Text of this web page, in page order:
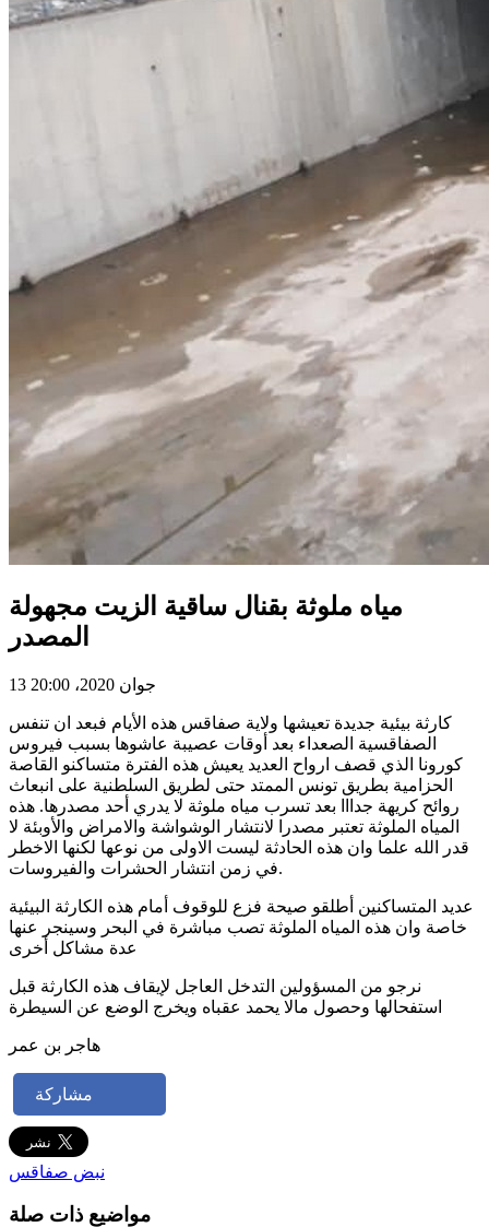
مياه ملوثة بقنال ساقية الزيت مجهولة
المصدر
13 جوان 2020، 20:00
كارثة بيئية جديدة تعيشها ولاية صفاقس هذه الأيام فبعد ان تنفس
الصفاقسية الصعداء بعد أوقات عصيبة عاشوها بسبب فيروس
كورونا الذي قصف ارواح العديد يعيش هذه الفترة متساكنو القاصة
الحزامية بطريق تونس الممتد حتى لطريق السلطنية على انبعاث
روائح كريهة جدااا بعد تسرب مياه ملوثة لا يدري أحد مصدرها. هذه
المياه الملوثة تعتبر مصدرا لانتشار الوشواشة والامراض والأوبئة لا
قدر الله علما وان هذه الحادثة ليست الاولى من نوعها لكنها الاخطر
في زمن انتشار الحشرات والفيروسات.
عديد المتساكنين أطلقو صيحة فزع للوقوف أمام هذه الكارثة البيئية
خاصة وان هذه المياه الملوثة تصب مباشرة في البحر وسينجر عنها
عدة مشاكل أخرى
نرجو من المسؤولين التدخل العاجل لإيقاف هذه الكارثة قبل
استفحالها وحصول مالا يحمد عقباه ويخرج الوضع عن السيطرة
هاجر بن عمر
مشاركة
نبض صفاقس
مواضيع ذات صلة